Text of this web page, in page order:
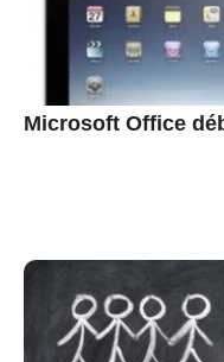
Microsoft Office